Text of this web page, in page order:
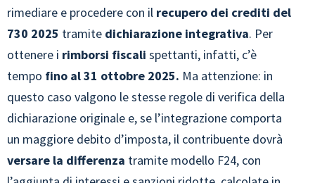
rimediare e procedere con il recupero dei crediti del
730 2025 tramite dichiarazione integrativa. Per
ottenere i rimborsi fiscali spettanti, infatti, c’è
tempo fino al 31 ottobre 2025. Ma attenzione: in
questo caso valgono le stesse regole di verifica della
dichiarazione originale e, se l’integrazione comporta
un maggiore debito d’imposta, il contribuente dovrà
versare la differenza tramite modello F24, con